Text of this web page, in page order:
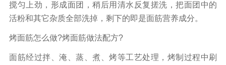
搅匀上劲，形成面团，稍后用清水反复搓洗，把面团中的
活粉和其它杂质全部洗掉，剩下的即是面筋营养成分。
烤面筋怎么做?烤面筋做法配方?
面筋经过拌、淹、蒸、煮、烤等工艺处理，烤制过程中刷